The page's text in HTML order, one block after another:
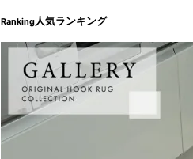
Ranking 人気ランキング